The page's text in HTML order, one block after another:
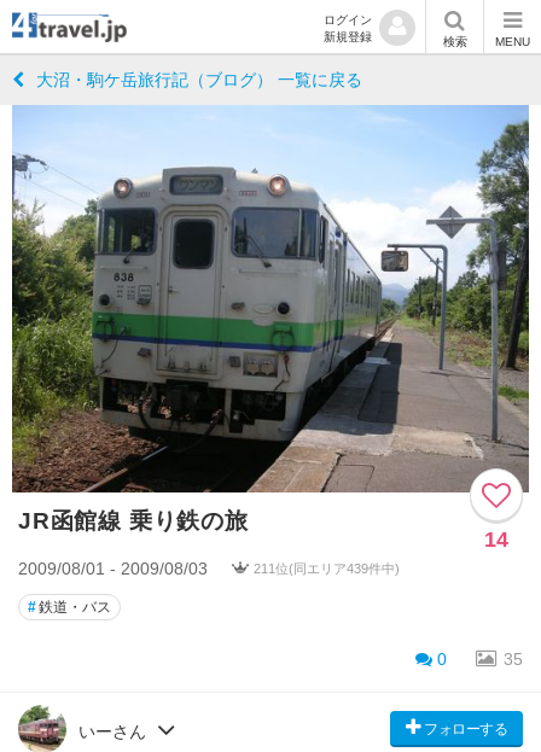
ログイン
新規登録
検索 MENU
大沼・駒ケ岳旅行記（ブログ） 一覧に戻る
JR函館線 乗り鉄の旅
14
2009/08/01 - 2009/08/03 211位(同エリア439件中)
#鉄道・バス
0 35
いーさん フォローする